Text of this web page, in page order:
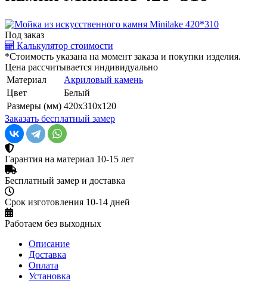
Под заказ
Калькулятор стоимости
*Стоимость указана на момент заказа и покупки изделия.
Цена рассчитывается индивидуально
Материал
Акриловый камень
Цвет
Белый
Размеры (мм) 420х310х120
Заказать бесплатный замер
Гарантия на материал 10-15 лет
Бесплатный замер и доставка
Срок изготовления 10-14 дней
Работаем без выходных
Описание
Доставка
Оплата
Установка